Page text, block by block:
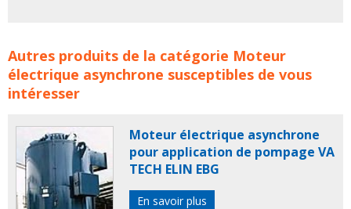
Moteur électrique asynchrone à économie d'énergie
VEM motors concerne les familles de produits :moteur
moteurs moteur electrique
electrique asynchrone
asynchrones
un moteur electriquemoteur industriel
moteurs industrielsmoteur asynchrone moteurs
asynchronesvem
Autres produits de la catégorie Moteur
électrique asynchrone susceptibles de vous
intéresser
Moteur électrique asynchrone
pour application de pompage VA
TECH ELIN EBG
En savoir plus